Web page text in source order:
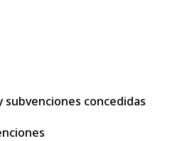
subvenciones concedidas